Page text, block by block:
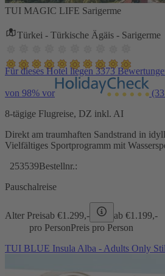
TUI MAGIC LIFE Sarigerme
Türkei - Türkische Ägäis - Sarigerme
Für dieses Hotel liegen 3373
von 98% vor
8-tägige Flugreise, DZ inkl. AI
Direkt am traumhaften Sandstrand in
Vielfältiges Sportprogramm mit
253539Bestellnr.:
Pauschalreise
Alter Preisab €1.299,- ab €1.199,-
pro PersonPreis pro Person
TUI BLUE Insula Alba - Adults Only